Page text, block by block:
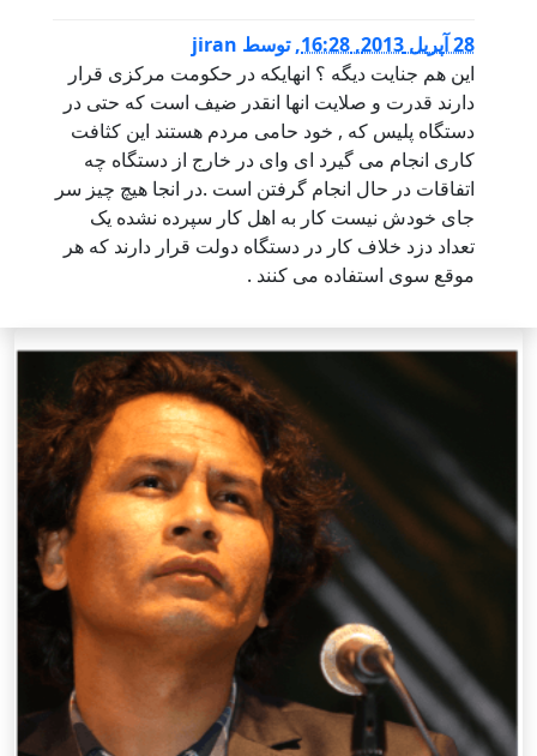
28 آپریل 2013, 16:28 ,توسط jiran
این هم جنایت دیگه ؟ انهایکه در حکومت مرکزی قرار
دارند قدرت و صلایت انها انقدر ضیف است که حتی در
دستگاه پلیس که , خود حامی مردم هستند این کثافت
کاری انجام می گیرد ای وای در خارج از دستگاه چه
اتفاقات در حال انجام گرفتن است .در انجا هیچ چیز سر
جای خودش نیست کار به اهل کار سپرده نشده یک
تعداد دزد خلاف کار در دستگاه دولت قرار دارند که هر
موقع سوی استفاده می کنند .